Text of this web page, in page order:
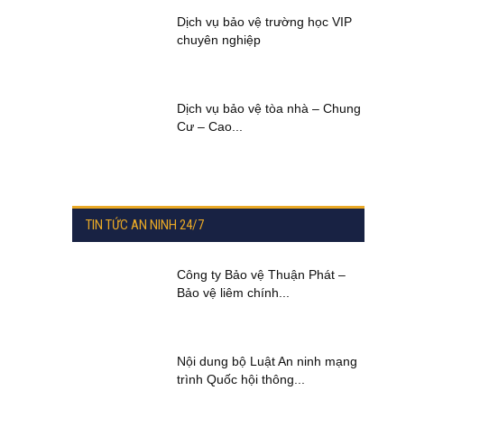
Dịch vụ bảo vệ trường học VIP
chuyên nghiệp
Dịch vụ bảo vệ tòa nhà – Chung
Cư – Cao...
TIN TỨC AN NINH 24/7
Công ty Bảo vệ Thuận Phát –
Bảo vệ liêm chính...
Nội dung bộ Luật An ninh mạng
trình Quốc hội thông...